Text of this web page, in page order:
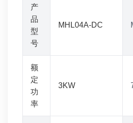
产
品
型
号
MHL04A-DC
额
定
功
率
3KW